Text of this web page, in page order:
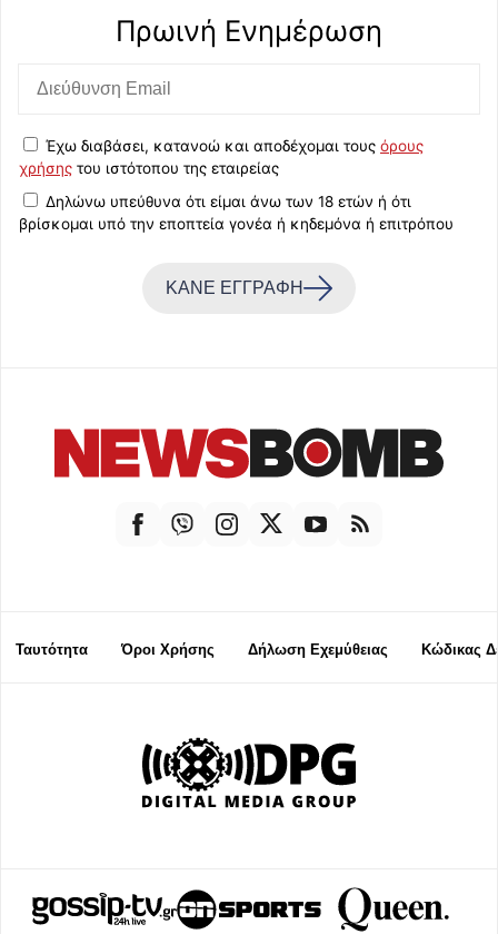
Πρωινή Eνημέρωση
Έχω διαβάσει, κατανοώ και αποδέχομαι τους όρους
χρήσης του ιστότοπου της εταιρείας
Δηλώνω υπεύθυνα ότι είμαι άνω των 18 ετών ή ότι
βρίσκομαι υπό την εποπτεία γονέα ή κηδεμόνα ή επιτρόπου
ΚΑΝΕ ΕΓΓΡΑΦΗ
Ταυτότητα Όροι Χρήσης Δήλωση Εχεμύθειας Κώδικας